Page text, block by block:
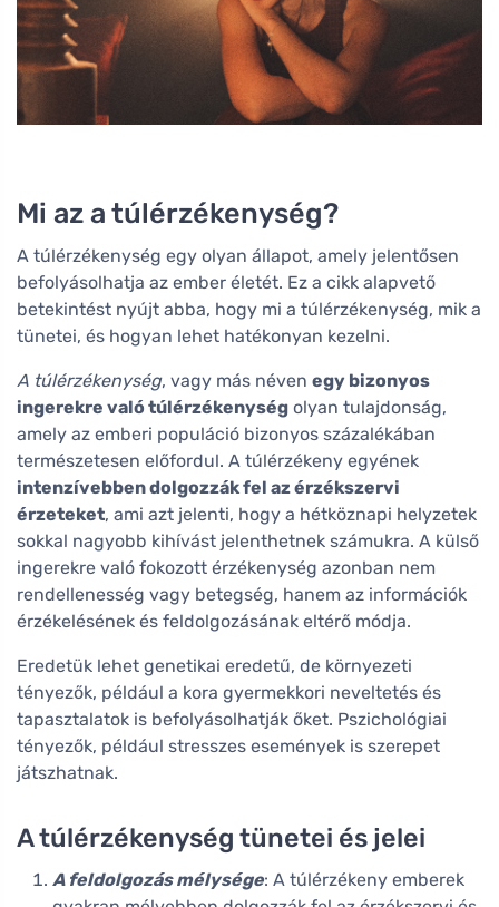
Mi az a túlérzékenység?
A túlérzékenység egy olyan állapot, amely jelentősen
befolyásolhatja az ember életét. Ez a cikk alapvető
betekintést nyújt abba, hogy mi a túlérzékenység, mik a
tünetei, és hogyan lehet hatékonyan kezelni.
A túlérzékenység, vagy más néven egy bizonyos
ingerekre való túlérzékenység olyan tulajdonság,
amely az emberi populáció bizonyos százalékában
természetesen előfordul. A túlérzékeny egyének
intenzívebben dolgozzák fel az érzékszervi
érzeteket, ami azt jelenti, hogy a hétköznapi helyzetek
sokkal nagyobb kihívást jelenthetnek számukra. A külső
ingerekre való fokozott érzékenység azonban nem
rendellenesség vagy betegség, hanem az információk
érzékelésének és feldolgozásának eltérő módja.
Eredetük lehet genetikai eredetű, de környezeti
tényezők, például a kora gyermekkori neveltetés és
tapasztalatok is befolyásolhatják őket. Pszichológiai
tényezők, például stresszes események is szerepet
játszhatnak.
A túlérzékenység tünetei és jelei
A feldolgozás mélysége: A túlérzékeny emberek